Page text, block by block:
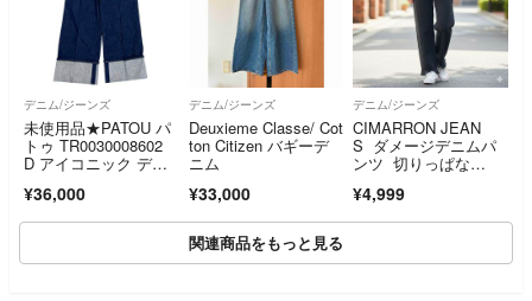
デニム/ジーンズ
未使用品★PATOU パ
トゥ TR0030008602
D アイコニック デニ
UE センタープレス ス
トレートパンツ ボト
¥36,000
デニム/ジーンズ
Deuxieme Classe/ Cot
ton Citizen バギーデ
ニム
¥33,000
デニム/ジーンズ
CIMARRON JEAN
S ダメージデニムパ
ンツ 切りっぱな
¥4,999
関連商品をもっと見る